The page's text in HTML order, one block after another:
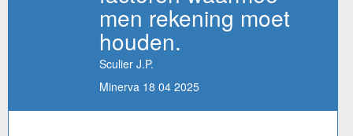
men rekening moet
houden.
Sculier J.P.
Minerva 18 04 2025